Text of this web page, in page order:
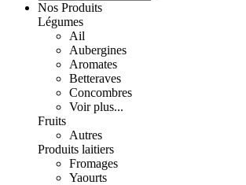
Nos Produits
Légumes
Ail
Aubergines
Aromates
Betteraves
Concombres
Voir plus...
Fruits
Autres
Produits laitiers
Fromages
Yaourts